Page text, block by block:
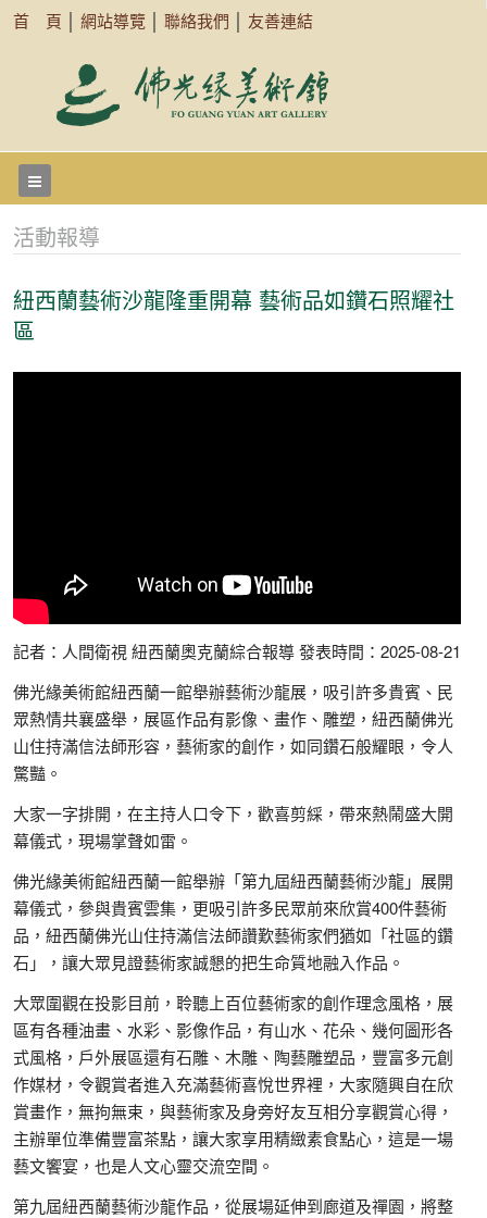
首 頁 網站導覽 聯絡我們 友善連結
活動報導
紐西蘭藝術沙龍隆重開幕 藝術品如鑽石照耀社
區
記者：人間衛視 紐西蘭奧克蘭綜合報導 發表時間：2025-08-21
佛光緣美術館紐西蘭一館舉辦藝術沙龍展，吸引許多貴賓、民
眾熱情共襄盛舉，展區作品有影像、畫作、雕塑，紐西蘭佛光
山住持滿信法師形容，藝術家的創作，如同鑽石般耀眼，令人
驚豔。
大家一字排開，在主持人口令下，歡喜剪綵，帶來熱鬧盛大開
幕儀式，現場掌聲如雷。
佛光緣美術館紐西蘭一館舉辦「第九屆紐西蘭藝術沙龍」展開
幕儀式，參與貴賓雲集，更吸引許多民眾前來欣賞400件藝術
品，紐西蘭佛光山住持滿信法師讚歎藝術家們猶如「社區的鑽
石」，讓大眾見證藝術家誠懇的把生命質地融入作品。
大眾圍觀在投影目前，聆聽上百位藝術家的創作理念風格，展
區有各種油畫、水彩、影像作品，有山水、花朵、幾何圖形各
式風格，戶外展區還有石雕、木雕、陶藝雕塑品，豐富多元創
作媒材，令觀賞者進入充滿藝術喜悅世界裡，大家隨興自在欣
賞畫作，無拘無束，與藝術家及身旁好友互相分享觀賞心得，
主辦單位準備豐富茶點，讓大家享用精緻素食點心，這是一場
藝文饗宴，也是人文心靈交流空間。
第九屆紐西蘭藝術沙龍作品，從展場延伸到廊道及禪園，將整